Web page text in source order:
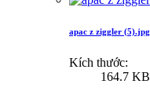
apac z ziggler (5).jpg
Kích thước:
164.7 KB